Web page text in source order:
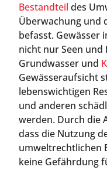
Bestandteil des
Überwachung und
befasst. Gewässer
nicht nur Seen und
Grundwasser und
Gewässeraufsicht
lebenswichtigen
und anderen
werden. Durch die
dass die Nutzung
umweltrechtlichen
keine Gefährdung